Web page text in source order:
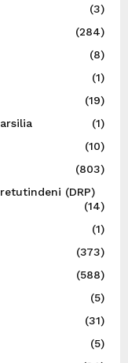
(3)
(284)
(8)
(1)
(19)
(1)
(10)
(803)
(DRP)
(14)
(1)
(373)
(588)
(5)
(31)
(5)